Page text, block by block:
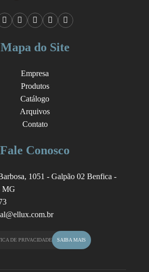
Mapa do Site
Empresa
Produtos
Catálogo
Arquivos
Contato
Fale Conosco
1051 - Galpão 02 Benfica -
MG
DE PRIVACIDADE SAIBA MAIS